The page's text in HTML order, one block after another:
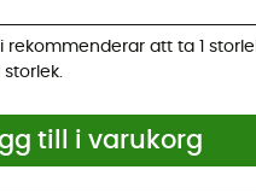
rekommenderar att ta 1
till i varukorg